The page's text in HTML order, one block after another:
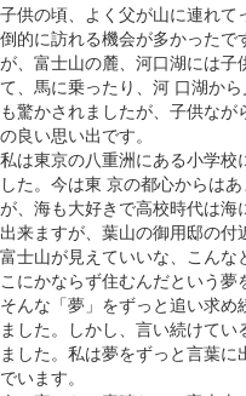
子供の頃、よく父が山に連れ
倒的に訪れる機会が多かった
が、富士山の麓、河口湖には
て、馬に乗ったり、河 口湖か
も驚かされましたが、子供な
の良い思い出です。
私は東京の八重洲にある小学
した。今は東 京の都心からは
が、海も大好きで高校時代は
出来ますが、葉山の御用邸の
富士山が見えていいな、こん
こにかならず住むんだという夢
そんな「夢」をずっと追い求
ました。しかし、言い続けて
ました。私は夢をずっと言葉
でいます。